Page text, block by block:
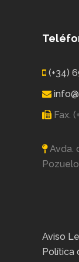
(+34)
Fax.
Avda.
Aviso
Política